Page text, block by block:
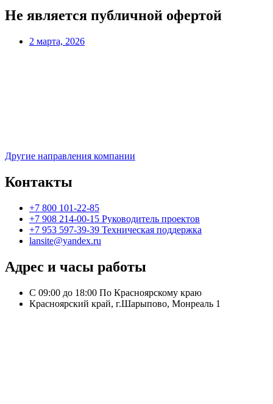
Не является публичной офертой
2 марта, 2026
Другие направления компании
Контакты
+7 800 101-22-85
+7 908 214-00-15 Руководитель проектов
+7 953 597-39-39 Техническая поддержка
lansite@yandex.ru
Адрес и часы работы
С 09:00 до 18:00 По Красноярскому краю
Красноярский край, г.Шарыпово, Монреаль 1